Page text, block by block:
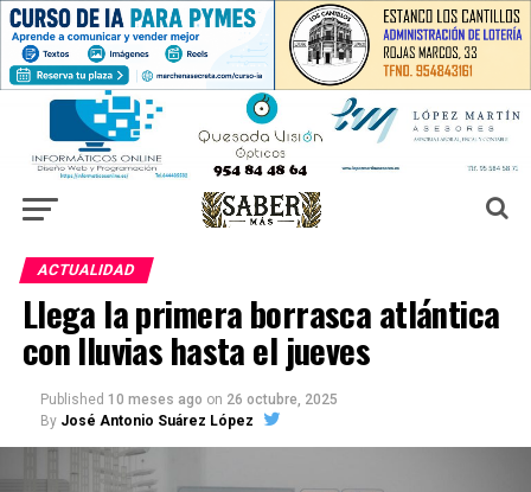
ACTUALIDAD
Llega la primera borrasca atlántica
con lluvias hasta el jueves
Published 10 meses ago on 26 octubre, 2025
By José Antonio Suárez López